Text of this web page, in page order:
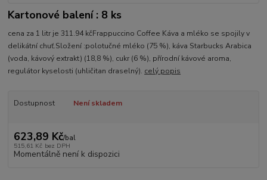
Kartonové balení : 8 ks
cena za 1 litr je 311.94 kčFrappuccino Coffee Káva a mléko se spojily v
delikátní chuť.Složení :polotučné mléko (75 %), káva Starbucks Arabica
(voda, kávový extrakt) (18,8 %), cukr (6 %), přírodní kávové aroma,
regulátor kyselosti (uhličitan draselný). celý popis
Dostupnost Není skladem
623,89 Kč/bal
515,61 Kč bez DPH
Momentálně není k dispozici